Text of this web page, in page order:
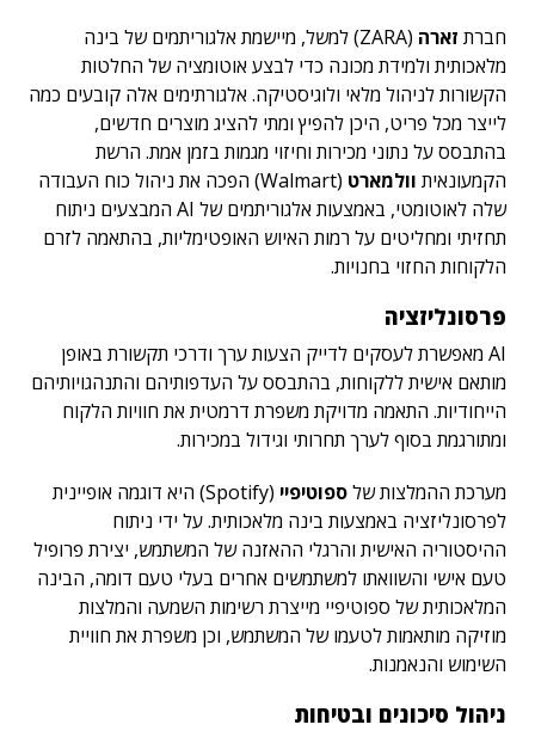
חברת זארה
(ZARA) למשל, מיישמת אלגוריתמים של בינה
מלאכותית ולמידת מכונה כדי לבצע אוטומציה של החלטות
הקשורות לניהול מלאי ולוגיסטיקה. אלגורתימים אלה קובעים כמה
לייצר מכל פריט, היכן להפיץ ומתי להציג מוצרים חדשים,
בהתבסס על נתוני מכירות וחיזוי מגמות בזמן אמת. הרשת
הקמעונאית וולמארט
(Walmart) הפכה את ניהול כוח העבודה
שלה לאוטומטי, באמצעות אלגוריתמים של AI המבצעים ניתוח
תחזיתי ומחליטים על רמות האיוש האופטימליות, בהתאמה לזרם
הלקוחות החזוי בחנויות.
פרסונליזציה
AI מאפשרת לעסקים לדייק הצעות ערך ודרכי תקשורת באופן
מותאם אישית ללקוחות, בהתבסס על העדפותיהם והתנהגויותיהם
הייחודיות. התאמה מדויקת משפרת דרמטית את חוויות הלקוח
ומתורגמת בסוף לערך תחרותי וגידול במכירות.
מערכת ההמלצות שלספוטיפיי
(Spotify) היא דוגמה אופיינית
לפרסונליזציה באמצעות בינה מלאכותית. על ידי ניתוח
ההיסטוריה האישית והרגלי ההאזנה של המשתמש, יצירת פרופיל
טעם אישי והשוואתו למשתמשים אחרים בעלי טעם דומה, הבינה
המלאכותית של ספוטיפיי מייצרת רשימות השמעה והמלצות
מוזיקה מותאמות לטעמו של המשתמש, וכן משפרת את חוויית
השימוש והנאמנות.
ניהול סיכונים ובטיחות